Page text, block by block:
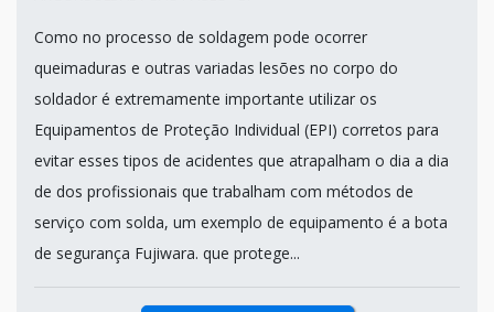
Como no processo de soldagem pode ocorrer
queimaduras e outras variadas lesões no corpo do
soldador é extremamente importante utilizar os
Equipamentos de Proteção Individual (EPI) corretos para
evitar esses tipos de acidentes que atrapalham o dia a dia
de dos profissionais que trabalham com métodos de
serviço com solda, um exemplo de equipamento é a bota
de segurança Fujiwara. que protege...